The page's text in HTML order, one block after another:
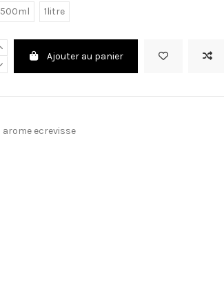
500ml 1litre
Ajouter au panier
arome ecrevisse